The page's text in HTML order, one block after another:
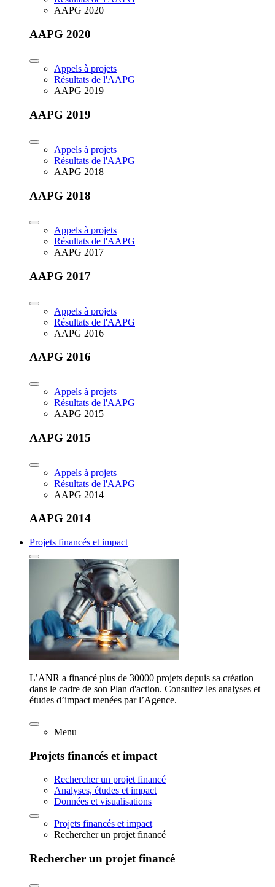
AAPG 2020
AAPG 2020
Appels à projets
Résultats de l'AAPG
AAPG 2019
AAPG 2019
Appels à projets
Résultats de l'AAPG
AAPG 2018
AAPG 2018
Appels à projets
Résultats de l'AAPG
AAPG 2017
AAPG 2017
Appels à projets
Résultats de l'AAPG
AAPG 2016
AAPG 2016
Appels à projets
Résultats de l'AAPG
AAPG 2015
AAPG 2015
Appels à projets
Résultats de l'AAPG
AAPG 2014
AAPG 2014
Projets financés et impact
L’ANR a financé plus de 30000 projets depuis sa création
dans le cadre de son Plan d'action. Consultez les analyses et
études d’impact menées par l’Agence.
Menu
Projets financés et impact
Rechercher un projet financé
Analyses, études et impact
Données et visualisations
Projets financés et impact
Rechercher un projet financé
Rechercher un projet financé